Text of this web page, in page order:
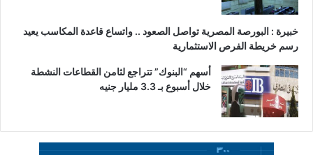
خبيرة : البورصة المصرية تواصل الصعود .. واتساع قاعدة المكاسب يعيد
رسم خريطة الفرص الاستثمارية
أسهم “البنوك” تتراجع لثامن القطاعات النشطة
خلال أسبوع بـ 3.3 مليار جنيه